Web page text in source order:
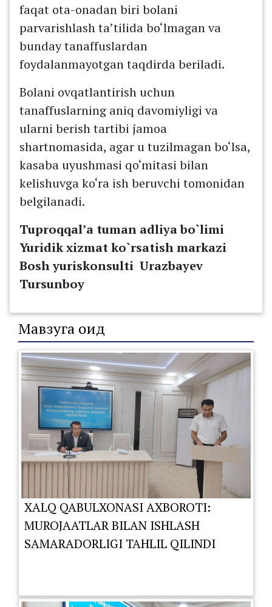
faqat ota-onadan biri bolani
parvarishlash ta’tilida bo‘lmagan va
bunday tanaffuslardan
foydalanmayotgan taqdirda beriladi.
Bolani ovqatlantirish uchun
tanaffuslarning aniq davomiyligi va
ularni berish tartibi jamoa
shartnomasida, agar u tuzilmagan bo‘lsa,
kasaba uyushmasi qo‘mitasi bilan
kelishuvga ko‘ra ish beruvchi tomonidan
belgilanadi.
Tuproqqal’a tuman adliya bo`limi
Yuridik xizmat ko`rsatish markazi
Bosh yuriskonsulti Urazbayev
Tursunboy
Мавзуга оид
XALQ QABULXONASI AXBOROTI:
MUROJAATLAR BILAN ISHLASH
SAMARADORLIGI TAHLIL QILINDI